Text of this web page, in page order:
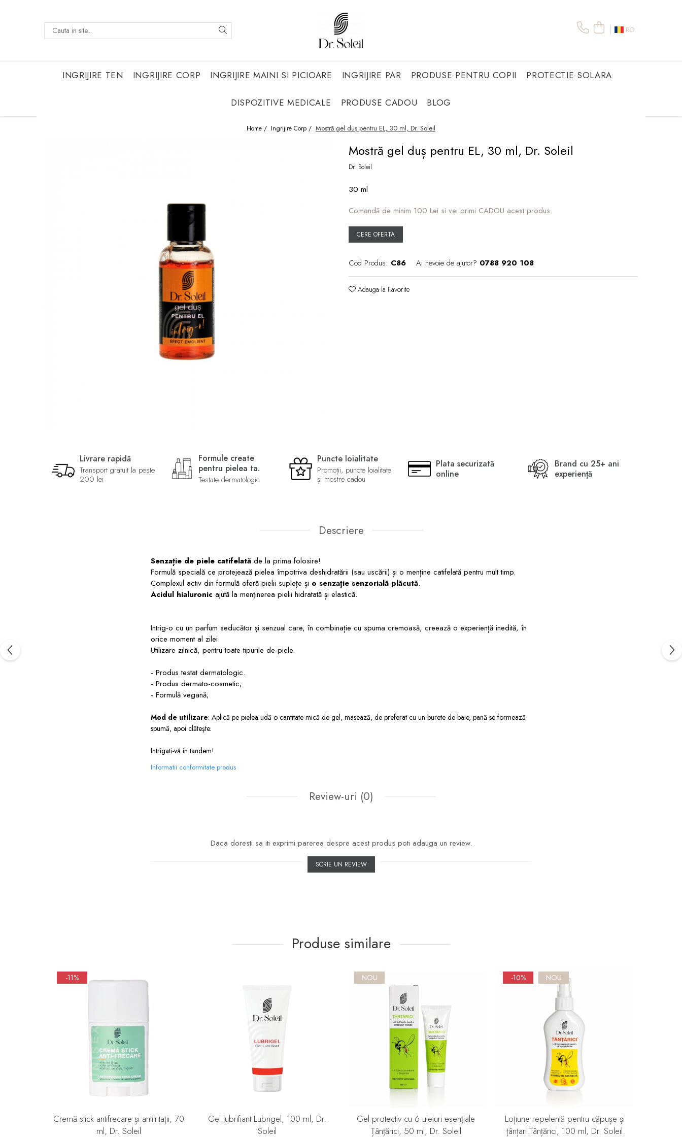
RO
INGRIJIRE TEN INGRIJIRE CORP INGRIJIRE MAINI SI PICIOARE INGRIJIRE PAR PRODUSE PENTRU COPII PROTECTIE SOLARA
DISPOZITIVE MEDICALE PRODUSE CADOU BLOG
Home / Ingrijire Corp / Mostră gel duș pentru EL, 30 ml, Dr. Soleil
Mostră gel duș pentru EL, 30 ml, Dr. Soleil
Dr. Soleil
30 ml
Comandă de minim 100 Lei si vei primi CADOU acest produs.
CERE OFERTA
Cod Produs: C86 Ai nevoie de ajutor? 0788 920 108
Adauga la Favorite
Livrare rapidă
Transport gratuit la peste
200 lei
Formule create
pentru pielea ta.
Testate dermatologic
Puncte loialitate
Promoții, puncte loialitate
și mostre cadou
Plata securizată
online
Brand cu 25+ ani
experiență
Descriere
Senzație de piele catifelată de la prima folosire!
Formulă specială ce protejează pielea împotriva deshidratării (sau uscării) și o menține catifelată pentru mult timp.
Complexul activ din formulă oferă pielii suplețe și o senzație senzorială plăcută.
Acidul hialuronic ajută la menținerea pielii hidratată și elastică.
Intrig-o cu un parfum seducător și senzual care, în combinație cu spuma cremoasă, creează o experiență inedită, în
orice moment al zilei.
Utilizare zilnică, pentru toate tipurile de piele.
- Produs testat dermatologic.
- Produs dermato-cosmetic;
- Formulă vegană;
Mod de utilizare: Aplică pe pielea udă o cantitate mică de gel, masează, de preferat cu un burete de baie, pană se formează
spumă, apoi clăteşte.
Intrigati-vă in tandem!
Informatii conformitate produs
Review-uri (0)
Daca doresti sa iti exprimi parerea despre acest produs poti adauga un review.
SCRIE UN REVIEW
Produse similare
-11%
Cremă stick antifrecare și antiiritații, 70
ml, Dr. Soleil
Gel lubrifiant Lubrigel, 100 ml, Dr.
Soleil
NOU
Gel protectiv cu 6 uleiuri esențiale
Țânțărici, 50 ml, Dr. Soleil
-10% NOU
Loțiune repelentă pentru căpușe și
țânțari Tânțărici, 100 ml, Dr. Soleil